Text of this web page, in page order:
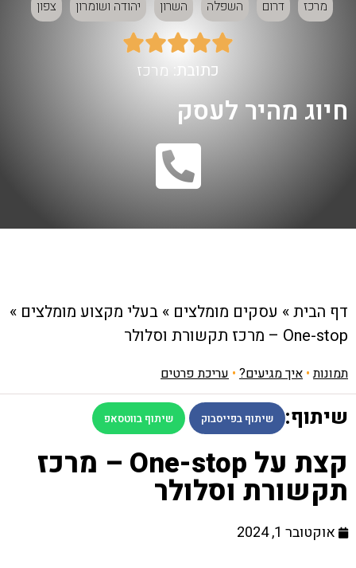
מרכז דרום השפלה השרון יהודה ושומרון צפון





כתובת: מרכז
חיוג מהיר לעסק
דף הבית» עסקים מומלצים » בעלי מקצוע מומלצים »
One-stop – מרכז תקשורת וסלולר
תמונות• איך מגיעים? • עריכת פרטים
שיתוף: שיתוף בפייסבוק שיתוף בווטסאפ
קצת על One-stop – מרכז
תקשורת וסלולר
אוקטובר 1, 2024